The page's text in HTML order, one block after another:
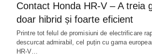
Contact Honda HR-V – A treia
doar hibrid și foarte eficient
Printre tot felul de promisiuni de electrificare
descurcat admirabil, cel puțin cu gama
HR-V…